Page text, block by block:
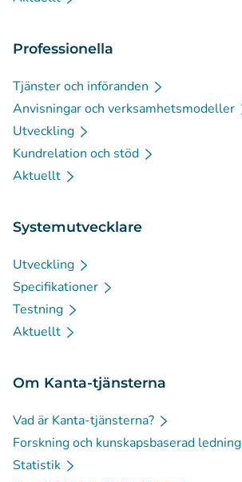
Professionella
Tjänster och införanden
Anvisningar och verksamhetsmodeller
Utveckling
Kundrelation och stöd
Aktuellt
Systemutvecklare
Utveckling
Specifikationer
Testning
Aktuellt
Om Kanta-tjänsterna
Vad är Kanta-tjänsterna?
Forskning och kunskapsbaserad ledning
Statistik